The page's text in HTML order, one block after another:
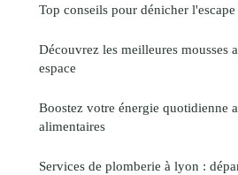
Top conseils pour dénicher
Découvrez les meilleures mousses
espace
Boostez votre énergie quotidienne
alimentaires
Services de plomberie à lyon :